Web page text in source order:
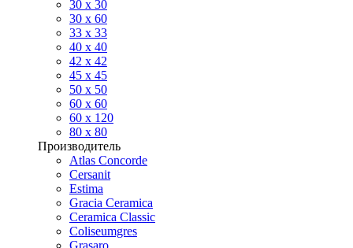
30 х 30
30 x 60
33 x 33
40 х 40
42 x 42
45 x 45
50 x 50
60 х 60
60 x 120
80 x 80
Производитель
Atlas Concorde
Cersanit
Estima
Gracia Ceramica
Ceramica Classic
Coliseumgres
Grasaro